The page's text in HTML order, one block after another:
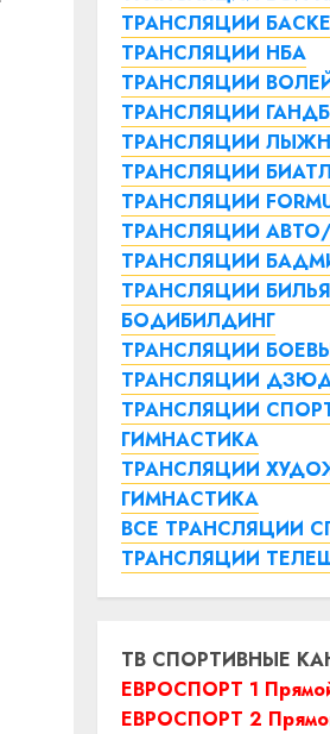
ТРАНСЛЯЦИИ
ТРАНСЛЯЦИИ НБА
ТРАНСЛЯЦИИ
ТРАНСЛЯЦИИ
ТРАНСЛЯЦИИ
ТРАНСЛЯЦИИ
ТРАНСЛЯЦИИ
ТРАНСЛЯЦИИ
ТРАНСЛЯЦИИ
ТРАНСЛЯЦИИ
БОДИБИЛДИНГ
ТРАНСЛЯЦИИ
ТРАНСЛЯЦИИ
ТРАНСЛЯЦИИ
ГИМНАСТИКА
ТРАНСЛЯЦИИ
ГИМНАСТИКА
ВСЕ ТРАНСЛЯЦИИ
ТРАНСЛЯЦИИ
ТВ СПОРТИВНЫЕ
ЕВРОСПОРТ 1
ЕВРОСПОРТ 2